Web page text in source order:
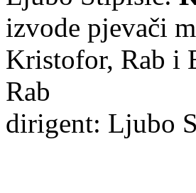
izvode pjevači
Kristofor, Rab i
Rab
dirigent: Ljubo